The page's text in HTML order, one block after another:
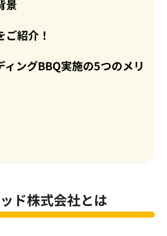
景
ご紹介！
ィングBBQ実施の5つのメリ
ド株式会社とは